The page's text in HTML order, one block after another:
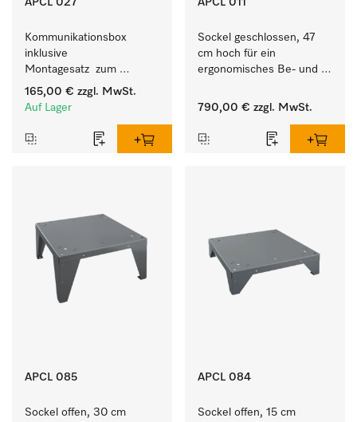
APCL 027
Kommunikationsbox
inklusive
Montagesatz  zum
Verbindungsaufbau vom
Wärmepumpentrockner
165,00 € zzgl. MwSt.
Auf Lager
APCL 011
Sockel geschlossen, 47
cm hoch für ein
ergonomisches Be- und
Waschmaschine und
790,00 € zzgl. MwSt.
APCL 085
Sockel offen, 30 cm
APCL 084
Sockel offen, 15 cm